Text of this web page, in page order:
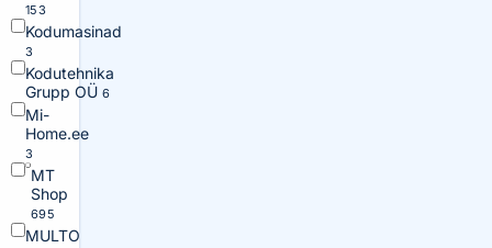
153
Kodumasinad
3
Kodutehnika
Grupp OÜ 6
Mi-
Home.ee
3
MT
Shop
695
MULTO